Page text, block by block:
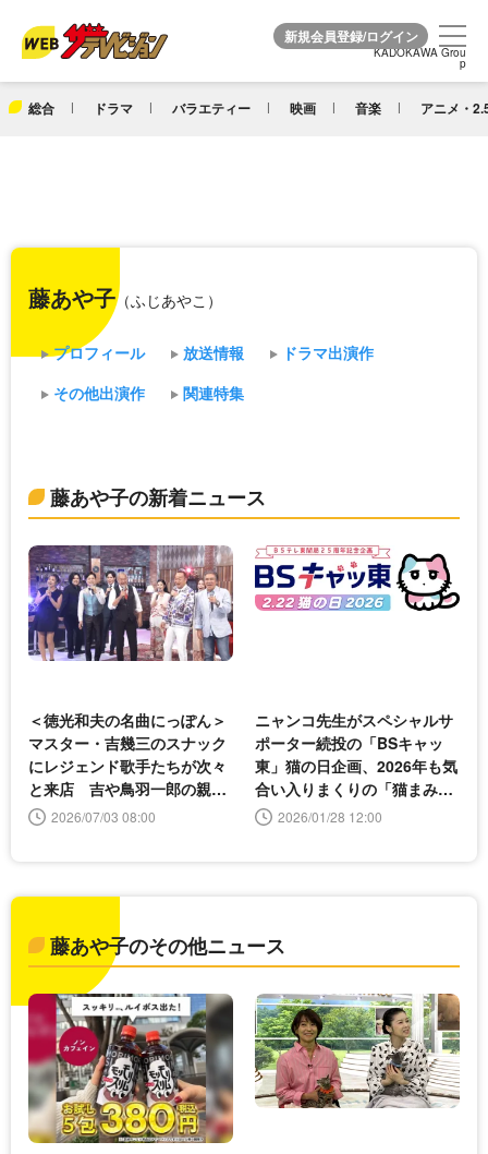
KADOKAWA Grou
p
総合 ドラマ バラエティー 映画 音楽 アニメ・
KADOKAWA Grou
p
藤あや子（ふじあやこ）
プロフィール 放送情報
ドラマ出演作
その他出演作
関連特集
藤あや子の新着ニュース
＜徳光和夫の名曲にっぽん＞
マスター・吉幾三のスナック
にレジェンド歌手たちが次々
と来店 吉や鳥羽一郎の親子
共演ステージも
2026/07/03 08:00
ニャンコ先生がスペシャルサ
ポーター続投の「BSキャッ
東」猫の日企画、2026年も気
合い入りまくりの「猫まみれ
編成」発表
2026/01/28 12:00
藤あや子のその他ニュース